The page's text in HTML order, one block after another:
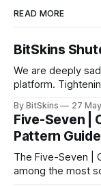
READ MORE
BitSkins
We are deeply
platform.
By BitSkins 27
Five-Seven |
Pattern Guide
The Five-Seven |
among the most